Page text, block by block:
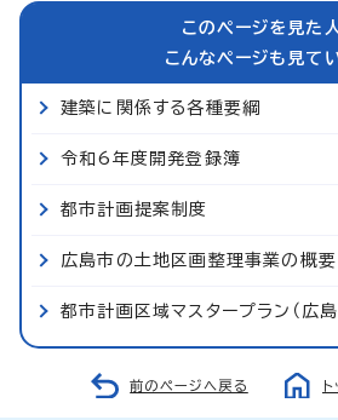
このページを見た
こんなページも見て
建築に関係する各種要綱
令和6年度開発登録簿
都市計画提案制度
広島市の土地区画整理事業の概要
都市計画区域マスタープラン（広島
前のページへ戻る